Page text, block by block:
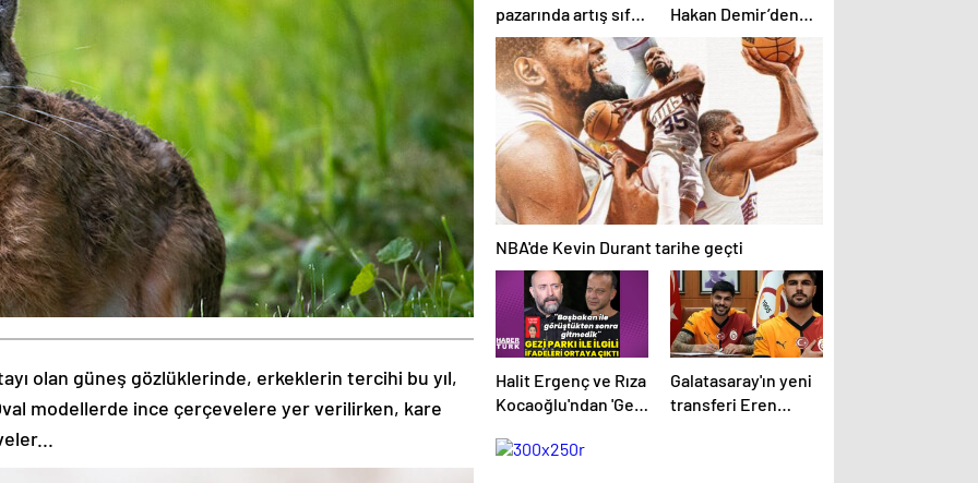
olan güneş gözlüklerinde, erkeklerin tercihi bu yıl,
modellerde ince çerçevelere yer verilirken, kare
pazarında artış sıfır
kilometre araçlarda
düşüşle beraber
geldi
Hakan Demir’den
Alperen Şengün’e
övgü
NBA'de Kevin Durant tarihe geçti
Halit Ergenç ve Rıza
Kocaoğlu'ndan 'Gezi
Magazin haberleri
Galatasaray'ın yeni
transferi Eren